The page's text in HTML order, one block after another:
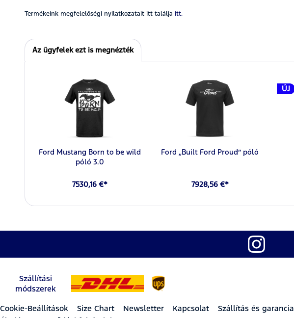
Termékeink megfelelőségi nyilatkozatait itt találja itt.
Az ügyfelek ezt is megnézték
Ford Mustang Born to be wild
póló 3.0
7530,16 €*
Ford „Built Ford Proud” póló
7928,56 €*
ÚJ
Szállítási
módszerek
Cookie-Beállítások Size Chart Newsletter Kapcsolat Szállítás és garancia